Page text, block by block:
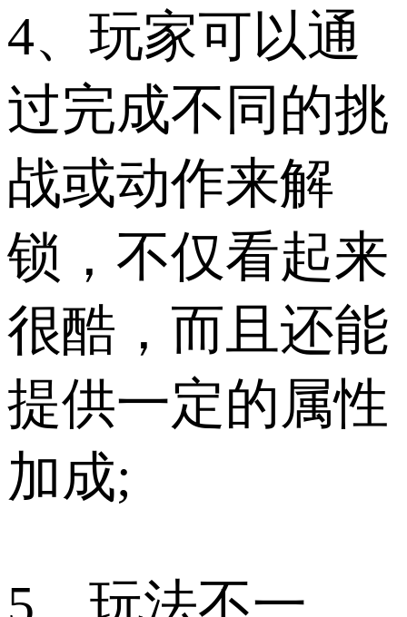
4、玩家可以通
过完成不同的挑
战或动作来解
锁，不仅看起来
很酷，而且还能
提供一定的属性
加成;
5、玩法不一